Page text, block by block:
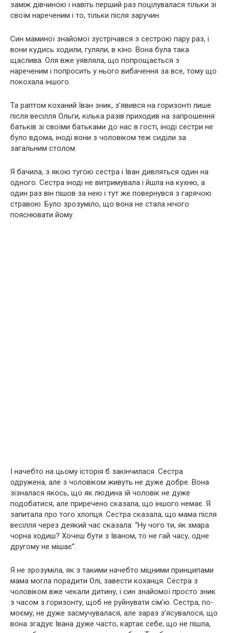
заміж дівчиною і навіть перший раз поцілувалася тільки зі
своїм нареченим і то, тільки після заручин.
Син маминої знайомої зустрічався з сестрою пару раз, і
вони кудись ходили, гуляли, в кіно. Вона була така
щаслива. Оля вже уявляла, що попрощається з
нареченим і попросить у нього вибачення за все, тому що
покохала іншого.
Та раптом коханий Іван зник, з’явився на горизонті лише
після весілля Ольги, кілька разів приходив на запрошення
батьків зі своїми батьками до нас в гості, іноді сестри не
було вдома, іноді вони з чоловіком теж сиділи за
загальним столом.
Я бачила, з якою тугою сестра і Іван дивляться один на
одного. Сестра іноді не витримувала і йшла на кухню, а
один раз він пішов за нею і тут же повернувся з гарячою
стравою. Було зрозуміло, що вона не стала нічого
пояснювати йому.
І начебто на цьому історія б закінчилася. Сестра
одружена, але з чоловіком живуть не дуже добре. Вона
зізналася якось, що як людина їй чоловік не дуже
подобатися, але приречено сказала, що іншого немає. Я
запитала про того хлопця. Сестра сказала, що мама після
весілля через деякий час сказала: “Ну чого ти, як хмара
чорна ходиш? Хочеш бути з Іваном, то не гай часу, одне
другому не мішає”.
Я не зрозуміла, як з такими начебто міцними принципами
мама могла порадити Олі, завести коханця. Сестра з
чоловіком вже чекали дитину, і син знайомої просто зник
з часом з горизонту, щоб не руйнувати сім’ю. Сестра, по-
моєму, не дуже засмучувалася, але зараз з’ясувалося, що
вона згадує Івана дуже часто, картає себе, що не пішла,